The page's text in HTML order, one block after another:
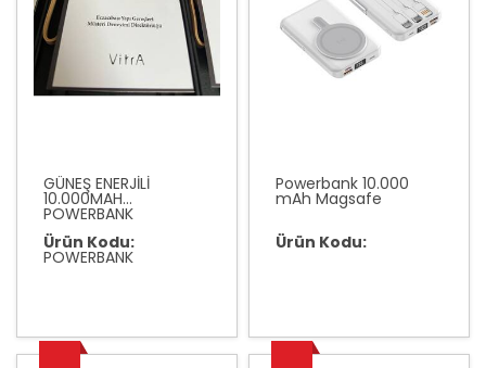
GÜNEŞ ENERJİLİ
10.000MAH
POWERBANK
Ürün Kodu:
POWERBANK
Powerbank 10.000
mAh Magsafe
Ürün Kodu: